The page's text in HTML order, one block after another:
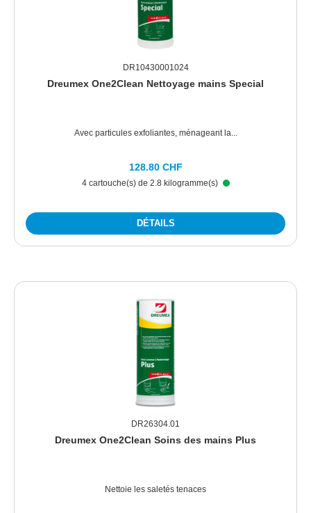
DR10430001024
Dreumex One2Clean Nettoyage mains Special
Avec particules exfoliantes, ménageant la...
4 cartouche(s) de 2.8 kilogramme(s)
128.80 CHF
DÉTAILS
DR26304.01
Dreumex One2Clean Soins des mains Plus
Nettoie les saletés tenaces